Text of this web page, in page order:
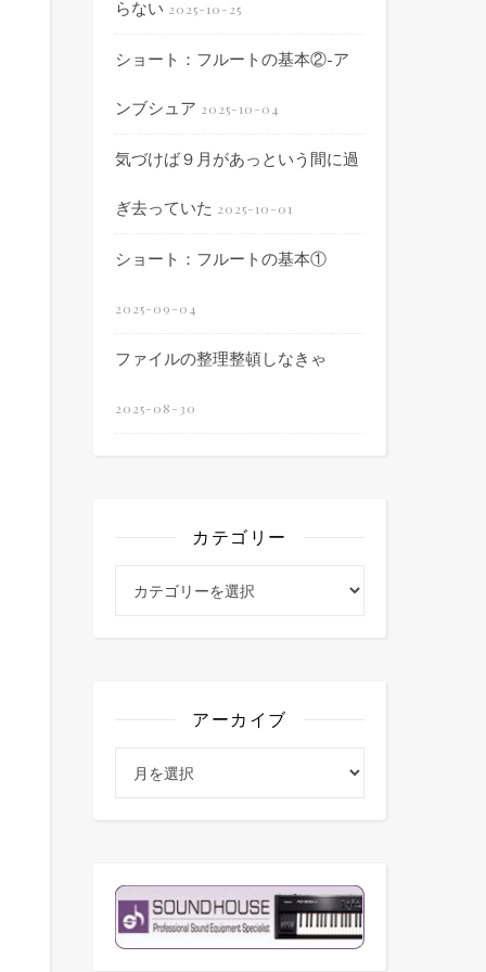
らない 2025-10-25
ショート：フルートの基本②-ア
ンブシュア 2025-10-04
気づけば９月があっという間に過
ぎ去っていた 2025-10-01
ショート：フルートの基本①
2025-09-04
ファイルの整理整頓しなきゃ
2025-08-30
カテゴリー
アーカイブ